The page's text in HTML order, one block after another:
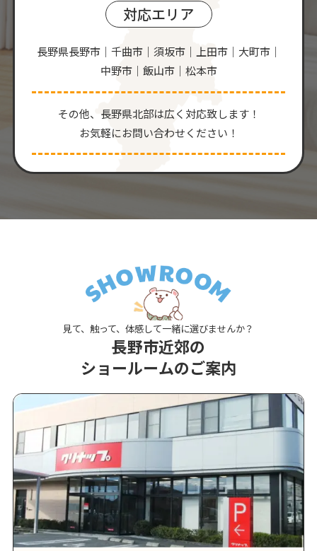
対応エリア
長野県長野市｜千曲市｜須坂市｜上田市｜大町市｜
中野市｜飯山市｜松本市
その他、⻑野県北部は広く対応致します！
お気軽にお問い合わせください！
見て、触って、体感して一緒に選びませんか？
長野市近郊の
ショールームのご案内